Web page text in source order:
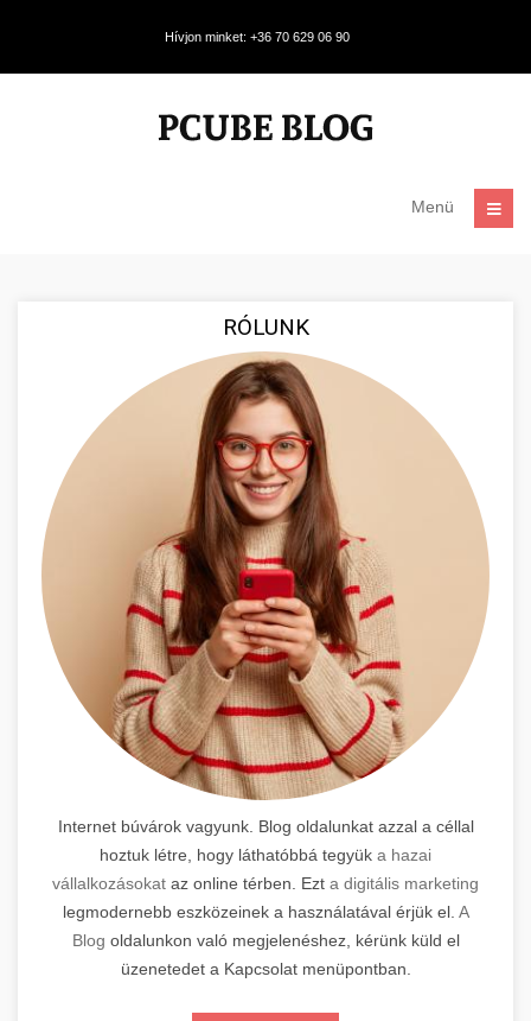
Hívjon minket: +36 70 629 06 90
Menü
RÓLUNK
Internet búvárok vagyunk. Blog oldalunkat azzal a céllal
hoztuk létre, hogy láthatóbbá tegyük a hazai
vállalkozásokat az online térben. Ezt a digitális marketing
legmodernebb eszközeinek a használatával érjük el. A
Blog oldalunkon való megjelenéshez, kérünk küld el
üzenetedet a Kapcsolat menüpontban.